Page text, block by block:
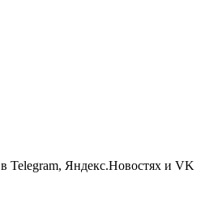
Telegram, Яндекс.Новостях и VK